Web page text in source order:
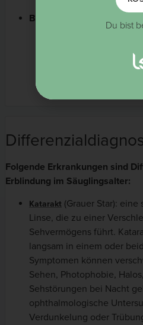
Stadium 2 oder 3 in
Behandlungsmöglichkeiten:
Laser-
(bisher
Folgende Erkrankungen sind
Erblindung im Säuglingsalter:
Katarakt (Grauer Star):
Linse, die zu einer
Sehvermögens führt.
langsam in einem oder
Symptomen können
Sehen, Photophobie,
Sehstörungen bei Nacht
ophthalmologische
Verdunkelung oder
Du bist